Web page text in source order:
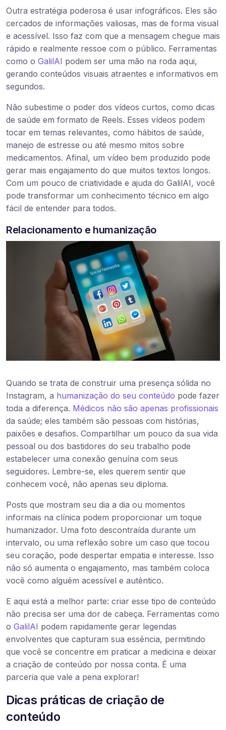
Outra estratégia poderosa é usar infográficos. Eles são
cercados de informações valiosas, mas de forma visual
e acessível. Isso faz com que a mensagem chegue mais
rápido e realmente ressoe com o público. Ferramentas
como o GalilAI podem ser uma mão na roda aqui,
gerando conteúdos visuais atraentes e informativos em
segundos.
Não subestime o poder dos vídeos curtos, como dicas
de saúde em formato de Reels. Esses vídeos podem
tocar em temas relevantes, como hábitos de saúde,
manejo de estresse ou até mesmo mitos sobre
medicamentos. Afinal, um vídeo bem produzido pode
gerar mais engajamento do que muitos textos longos.
Com um pouco de criatividade e ajuda do GalilAI, você
pode transformar um conhecimento técnico em algo
fácil de entender para todos.
Relacionamento e humanização
Quando se trata de construir uma presença sólida no
Instagram, a humanização do seu conteúdo pode fazer
toda a diferença. Médicos não são apenas profissionais
da saúde; eles também são pessoas com histórias,
paixões e desafios. Compartilhar um pouco da sua vida
pessoal ou dos bastidores do seu trabalho pode
estabelecer uma conexão genuína com seus
seguidores. Lembre-se, eles querem sentir que
conhecem você, não apenas seu diploma.
Posts que mostram seu dia a dia ou momentos
informais na clínica podem proporcionar um toque
humanizador. Uma foto descontraída durante um
intervalo, ou uma reflexão sobre um caso que tocou
seu coração, pode despertar empatia e interesse. Isso
não só aumenta o engajamento, mas também coloca
você como alguém acessível e autêntico.
E aqui está a melhor parte: criar esse tipo de conteúdo
não precisa ser uma dor de cabeça. Ferramentas como
o GalilAI podem rapidamente gerar legendas
envolventes que capturam sua essência, permitindo
que você se concentre em praticar a medicina e deixar
a criação de conteúdo por nossa conta. É uma
parceria que vale a pena explorar!
Dicas práticas de criação de
conteúdo